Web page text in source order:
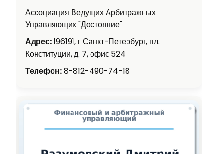
Ассоциация Ведущих Арбитражных
Управляющих "Достояние"
Адрес:196191, г Санкт-Петербург, пл.
Конституции, д. 7, офис 524
Телефон:8-812-490-74-18